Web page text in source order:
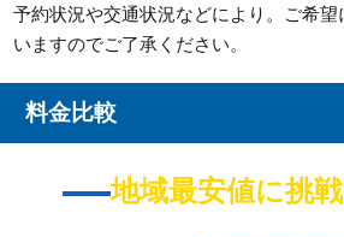
予約状況や交通状況などにより。ご希
いますのでご了承ください。
料金比較
地域最安値に挑戦